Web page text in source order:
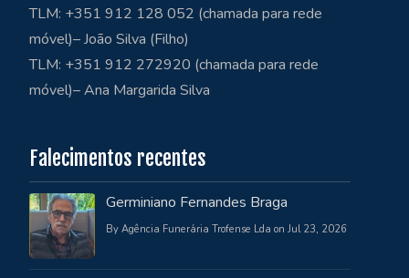
TLM: +351 912 128 052 (chamada para rede
móvel)– João Silva (Filho)
TLM: +351 912 272920 (chamada para rede
móvel)– Ana Margarida Silva
Falecimentos recentes
Germiniano Fernandes Braga
By Agência Funerária Trofense Lda on Jul 23, 2026